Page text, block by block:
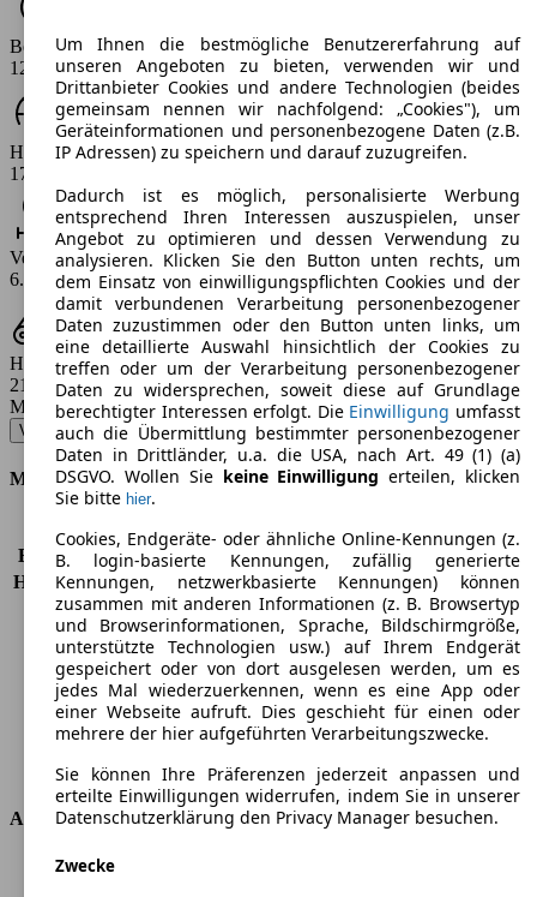
Beschleunigung (0-100 km/h)
12.8 - 14.7 s
Höchstgeschwindigkeit (km/h)
178 - 183 km/h
Verbrauch
6.6 - 8.6 l/100km
Hubraum
2143 ccm
Modellbezeichnung :
V 200 (BlueTEC) d extralang - 100 KW (136 PS) (2015/03 - 2019/03)▼
Motor & Leistung
KW (PS)
100 kW (136 PS)
Beschleunigung (0-100 km/h) 14,7s
Höchstgeschwindigkeit (km/h) 183 km/h
Anzahl der Gänge
6
Drehmoment
330 nm
Hubraum
2143 ccm
Kraftstoff
Diesel
Zylinder
4
Getriebe
Schaltgetriebe
Antriebsart
Hinterradantrieb
Abmessungen
Länge
Um Ihnen die bestmögliche Benutzererfahrung auf
unseren Angeboten zu bieten, verwenden wir und
Drittanbieter Cookies und andere Technologien (beides
gemeinsam nennen wir nachfolgend: „Cookies"), um
Geräteinformationen und personenbezogene Daten (z.B.
IP Adressen) zu speichern und darauf zuzugreifen.
Dadurch ist es möglich, personalisierte Werbung
entsprechend Ihren Interessen auszuspielen, unser
Angebot zu optimieren und dessen Verwendung zu
analysieren. Klicken Sie den Button unten rechts, um
dem Einsatz von einwilligungspflichten Cookies und der
damit verbundenen Verarbeitung personenbezogener
Daten zuzustimmen oder den Button unten links, um
eine detaillierte Auswahl hinsichtlich der Cookies zu
treffen oder um der Verarbeitung personenbezogener
Daten zu widersprechen, soweit diese auf Grundlage
berechtigter Interessen erfolgt. Die Einwilligung umfasst
auch die Übermittlung bestimmter personenbezogener
Daten in Drittländer, u.a. die USA, nach Art. 49 (1) (a)
DSGVO. Wollen Sie keine Einwilligung erteilen, klicken
Sie bitte hier.
Cookies, Endgeräte- oder ähnliche Online-Kennungen (z.
B. login-basierte Kennungen, zufällig generierte
Kennungen, netzwerkbasierte Kennungen) können
zusammen mit anderen Informationen (z. B. Browsertyp
und Browserinformationen, Sprache, Bildschirmgröße,
unterstützte Technologien usw.) auf Ihrem Endgerät
gespeichert oder von dort ausgelesen werden, um es
jedes Mal wiederzuerkennen, wenn es eine App oder
einer Webseite aufruft. Dies geschieht für einen oder
mehrere der hier aufgeführten Verarbeitungszwecke.
Sie können Ihre Präferenzen jederzeit anpassen und
erteilte Einwilligungen widerrufen, indem Sie in unserer
Datenschutzerklärung den Privacy Manager besuchen.
Zwecke